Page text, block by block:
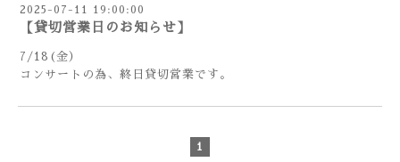
2025-07-11 19:00:00
【貸切営業日のお知らせ】
7/18(金）
コンサートの為、終日貸切営業です。
1